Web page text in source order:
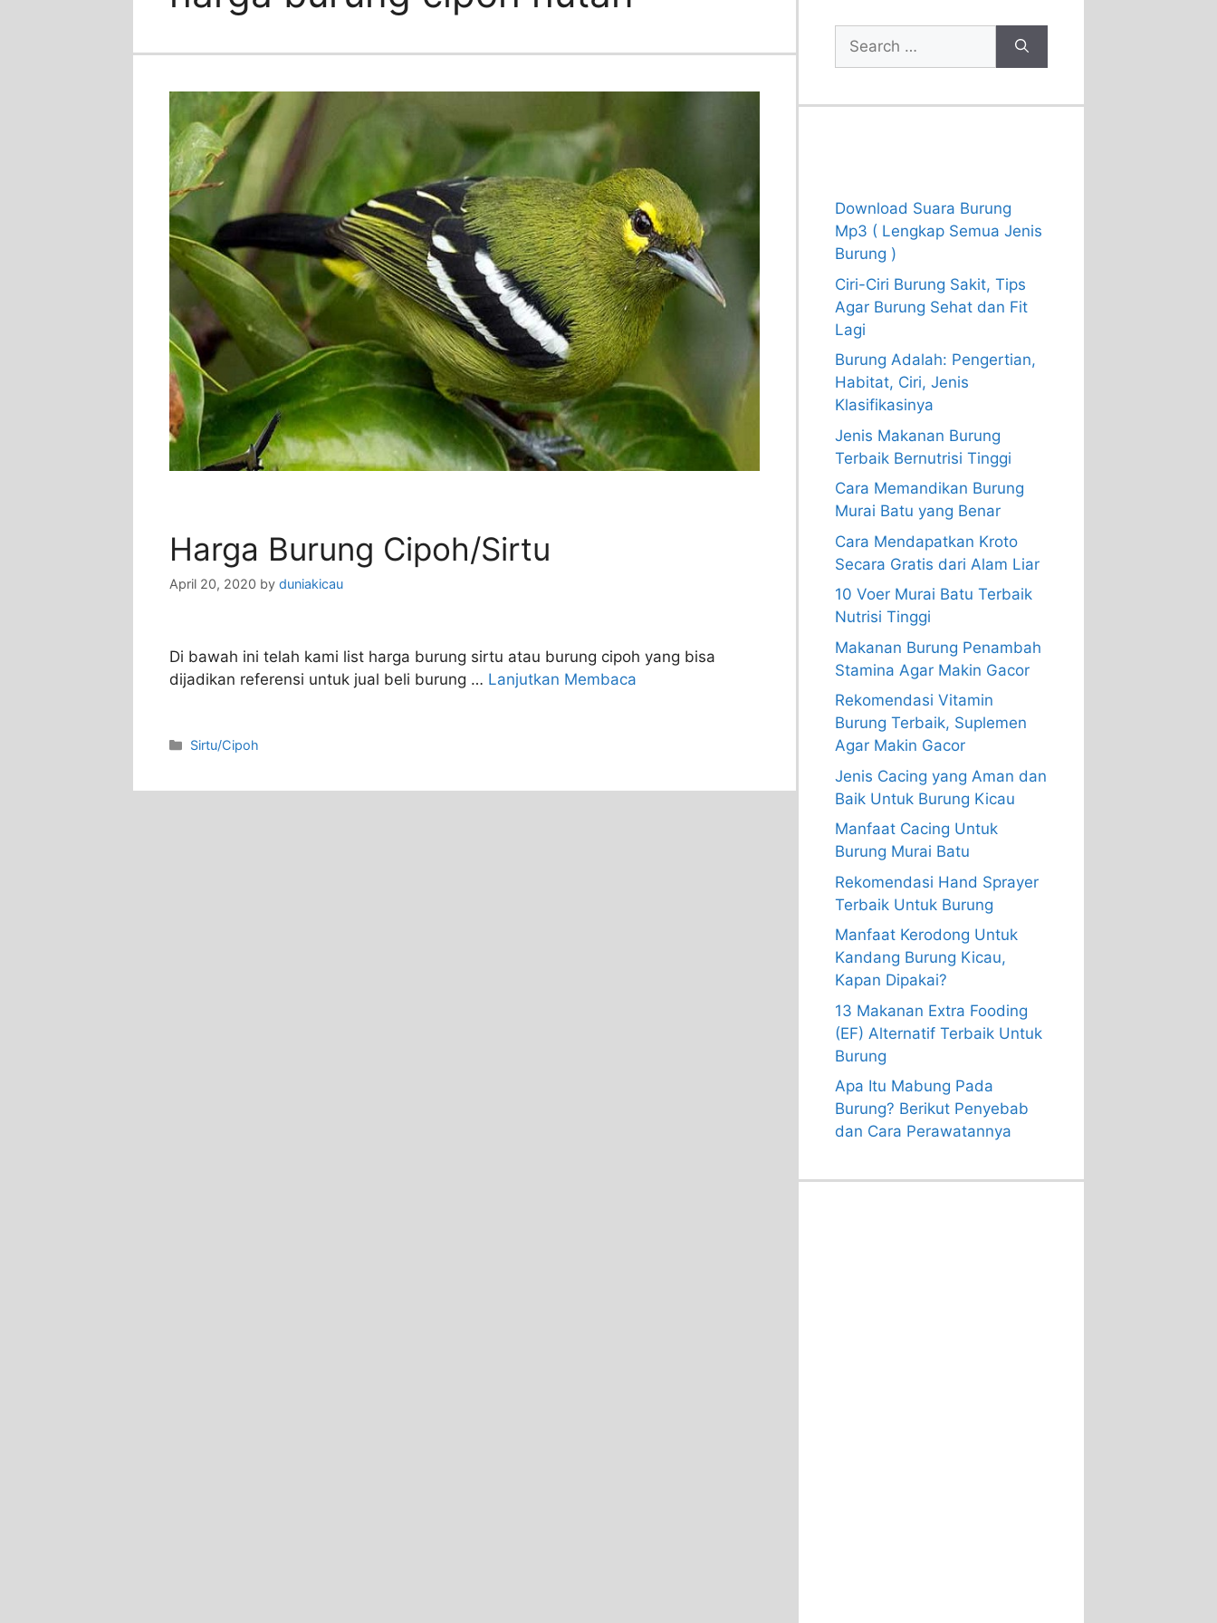
Harga Burung Cipoh/Sirtu
April 20, 2020 by duniakicau
Di bawah ini telah kami list harga burung sirtu atau burung cipoh yang bisa
dijadikan referensi untuk jual beli burung … Lanjutkan Membaca
Categories
Sirtu/Cipoh
Search
for:
Download Suara Burung
Mp3 ( Lengkap Semua Jenis
Burung )
Ciri-Ciri Burung Sakit, Tips
Agar Burung Sehat dan Fit
Lagi
Burung Adalah: Pengertian,
Habitat, Ciri, Jenis
Klasifikasinya
Jenis Makanan Burung
Terbaik Bernutrisi Tinggi
Cara Memandikan Burung
Murai Batu yang Benar
Cara Mendapatkan Kroto
Secara Gratis dari Alam Liar
10 Voer Murai Batu Terbaik
Nutrisi Tinggi
Makanan Burung Penambah
Stamina Agar Makin Gacor
Rekomendasi Vitamin
Burung Terbaik, Suplemen
Agar Makin Gacor
Jenis Cacing yang Aman dan
Baik Untuk Burung Kicau
Manfaat Cacing Untuk
Burung Murai Batu
Rekomendasi Hand Sprayer
Terbaik Untuk Burung
Manfaat Kerodong Untuk
Kandang Burung Kicau,
Kapan Dipakai?
13 Makanan Extra Fooding
(EF) Alternatif Terbaik Untuk
Burung
Apa Itu Mabung Pada
Burung? Berikut Penyebab
dan Cara Perawatannya